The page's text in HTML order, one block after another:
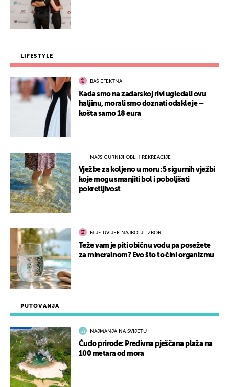
PUTOVANJA
NAJMANJA NA SVIJETU
Čudo prirode: Predivna pješčana plaža na
100 metara od mora
LIFESTYLE
BAŠ EFEKTNA
Kada smo na zadarskoj rivi ugledali ovu
haljinu, morali smo doznati odakle je –
košta samo 18 eura
NAJSIGURNIJI OBLIK REKREACIJE
Vježbe za koljeno u moru: 5 sigurnih vježbi
koje mogu smanjiti bol i poboljšati
pokretljivost
NIJE UVIJEK NAJBOLJI IZBOR
Teže vam je piti običnu vodu pa posežete
za mineralnom? Evo što to čini organizmu